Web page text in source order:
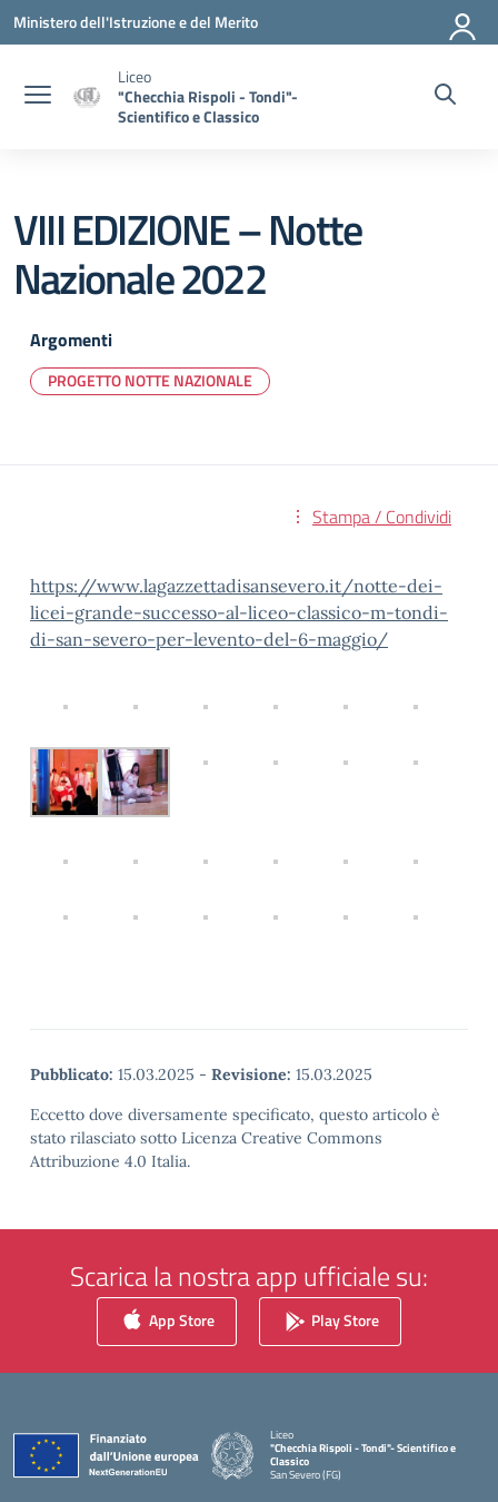
Vai ai contenuti
Vai al menu di navigazione
Vai al footer
Ministero dell'Istruzione e del Merito
Liceo
"Checchia Rispoli - Tondi"-
Scientifico e Classico
VIII EDIZIONE – Notte
Nazionale 2022
Argomenti
PROGETTO NOTTE NAZIONALE
Stampa / Condividi
https://www.lagazzettadisansevero.it/notte-dei-
licei-grande-successo-al-liceo-classico-m-tondi-
di-san-severo-per-levento-del-6-maggio/
Pubblicato: 15.03.2025 - Revisione: 15.03.2025
Eccetto dove diversamente specificato, questo articolo è
stato rilasciato sotto Licenza Creative Commons
Attribuzione 4.0 Italia.
Scarica la nostra app ufficiale su:
App Store Play Store
Liceo
"Checchia Rispoli - Tondi"- Scientifico e
Classico
San Severo (FG)